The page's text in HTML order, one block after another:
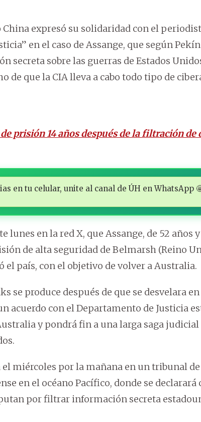
China expresó su solidaridad con el
en el caso de Assange, que según
secreta sobre las guerras de Estados
de que la CIA lleva a cabo todo tipo de
prisión 14 años después de la filtración
en tu celular, unite al canal de ÚH en WhatsApp
lunes en la red X, que Assange, de 52 años
de alta seguridad de Belmarsh (Reino
el país, con el objetivo de volver a Australia.
se produce después de que se desvelara
acuerdo con el Departamento de Justicia
y pondrá fin a una larga saga
el miércoles por la mañana en un tribunal
en el océano Pacífico, donde se declarará
por filtrar información secreta